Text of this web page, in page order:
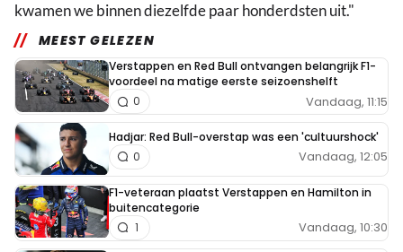
kwamen we binnen diezelfde paar honderdsten uit."
MEEST GELEZEN
Verstappen en Red Bull ontvangen belangrijk F1-
voordeel na matige eerste seizoenshelft
Vandaag, 11:15
0
Hadjar: Red Bull-overstap was een 'cultuurshock'
Vandaag, 12:05
0
F1-veteraan plaatst Verstappen en Hamilton in
buitencategorie
Vandaag, 10:30
1